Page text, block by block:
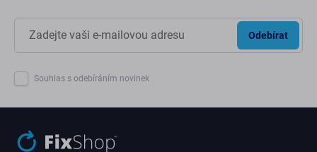
Odebírat
Souhlas s odebíráním novinek